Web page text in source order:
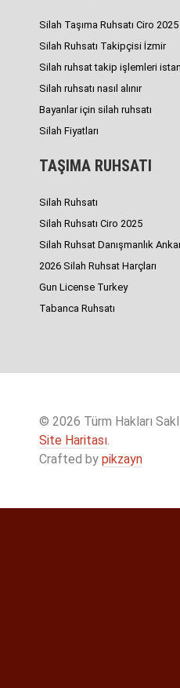
Silah Taşıma Ruhsatı Ciro 2025
Silah Ruhsatı Takipçisi İzmir
Silah ruhsat takip işlemleri
Silah ruhsatı nasıl alınır
Bayanlar için silah ruhsatı
Silah Fiyatları
TAŞIMA RUHSATI
Silah Ruhsatı
Silah Ruhsatı Ciro 2025
Silah Ruhsat Danışmanlık
2026 Silah Ruhsat Harçları
Gun License Turkey
Tabanca Ruhsatı
© 2026 Türm Hakları
Site Haritası.
Crafted by pikzayn